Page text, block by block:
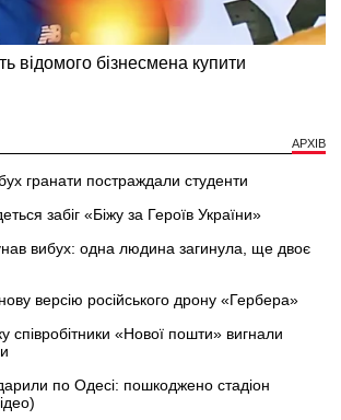
АРХІВ
гранати постраждали студенти
забіг «Біжу за Героїв України»
вибух: одна людина загинула, ще двоє
версію російського дрону «Гербера»
співробітники «Нової пошти» вигнали
по Одесі: пошкоджено стадіон